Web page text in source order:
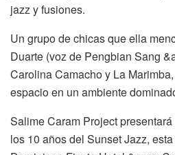
jazz y fusiones.
Un grupo de chicas que ella
Duarte (voz de Pengbian Sang
Carolina Camacho y La
espacio en un ambiente
Salime Caram Project
los 10 años del Sunset Jazz,